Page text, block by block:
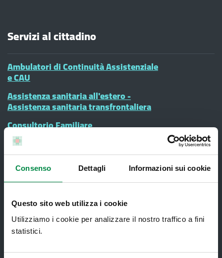
Consenso Dettagli Informazioni sui cookie
Questo sito web utilizza i cookie
Utilizziamo i cookie per analizzare il nostro traffico a fini
statistici.
Servizi al cittadino
Ambulatori di Continuità Assistenziale
e CAU
Assistenza sanitaria all'estero -
Assistenza sanitaria transfrontaliera
Consultorio Familiare
Direzione Assistenza Farmaceutica
Finanziamenti
Lauree Professioni Sanitarie
Medici e Pediatri di Famiglia
Nucleo di Cure Primarie (NCP)
Punto Unico di Accesso integrato